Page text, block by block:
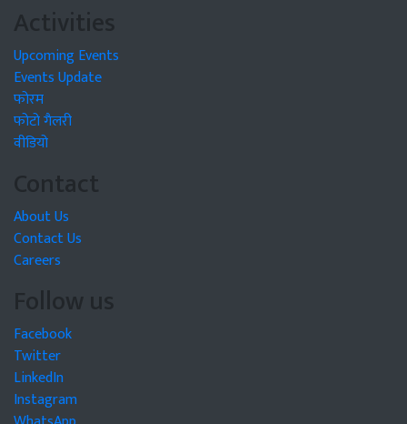
Activities
Upcoming Events
Events Update
फोरम
फोटो गैलरी
वीडियो
Contact
About Us
Contact Us
Careers
Follow us
Facebook
Twitter
LinkedIn
Instagram